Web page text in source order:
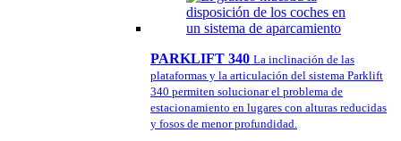
PARKLIFT 340 La inclinación de las
plataformas y la articulación del sistema Parklift
340 permiten solucionar el problema de
estacionamiento en lugares con alturas reducidas
y fosos de menor profundidad.